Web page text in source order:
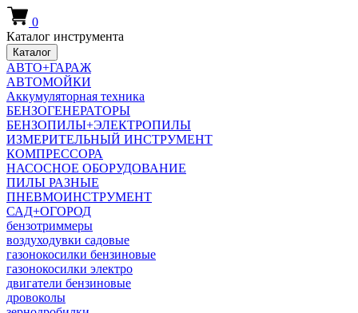
0
Каталог инструмента
Каталог
АВТО+ГАРАЖ
АВТОМОЙКИ
Аккумуляторная техника
БЕНЗОГЕНЕРАТОРЫ
БЕНЗОПИЛЫ+ЭЛЕКТРОПИЛЫ
ИЗМЕРИТЕЛЬНЫЙ ИНСТРУМЕНТ
КОМПРЕССОРА
НАСОСНОЕ ОБОРУДОВАНИЕ
ПИЛЫ РАЗНЫЕ
ПНЕВМОИНСТРУМЕНТ
САД+ОГОРОД
бензотриммеры
воздуходувки садовые
газонокосилки бензиновые
газонокосилки электро
двигатели бензиновые
дровоколы